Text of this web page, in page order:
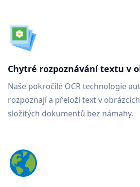
Chytré rozpoznávání textu v
Naše pokročilé OCR technologie
rozpoznají a přeloží text v
složitých dokumentů bez námahy.